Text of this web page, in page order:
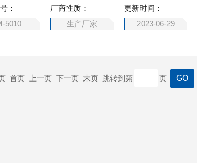
、型号等。
：
5010
厂商性质：
生产厂家
更新时间：
2023-06-29
首页 上一页 下一页 末页 跳转到第 页